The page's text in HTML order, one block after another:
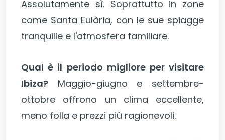
Assolutamente sì. Soprattutto in zone
come Santa Eulària, con le sue spiagge
tranquille e l'atmosfera familiare.
Qual è il periodo migliore per visitare
Ibiza? Maggio-giugno e settembre-
ottobre offrono un clima eccellente,
meno folla e prezzi più ragionevoli.